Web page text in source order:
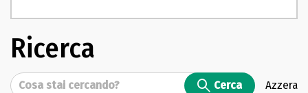
Ricerca
Cerca Cerca Azzera